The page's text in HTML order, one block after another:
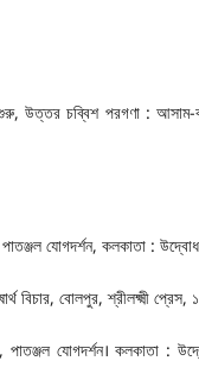
উত্তর চব্বিশ পরগণা :
পাতঞ্জল যোগদর্শন, কলকাতা :
বিচার, বোলপুর, শ্রীলক্ষ্মী
পাতঞ্জল যোগদর্শন। কলকাতা :